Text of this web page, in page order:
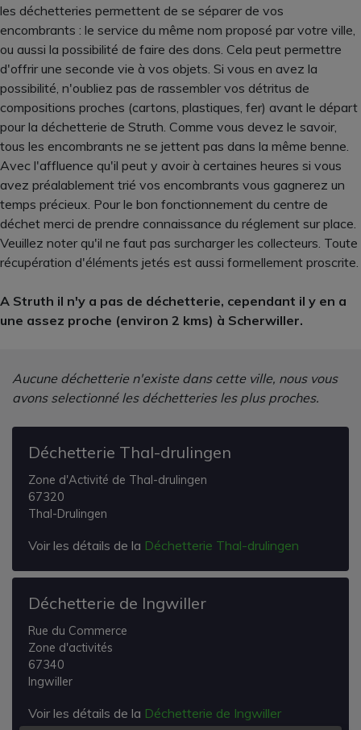
les déchetteries permettent de se séparer de vos
encombrants : le service du même nom proposé par votre ville,
ou aussi la possibilité de faire des dons. Cela peut permettre
d'offrir une seconde vie à vos objets. Si vous en avez la
possibilité, n'oubliez pas de rassembler vos détritus de
compositions proches (cartons, plastiques, fer) avant le départ
pour la déchetterie de Struth. Comme vous devez le savoir,
tous les encombrants ne se jettent pas dans la même benne.
Avec l'affluence qu'il peut y avoir à certaines heures si vous
avez préalablement trié vos encombrants vous gagnerez un
temps précieux. Pour le bon fonctionnement du centre de
déchet merci de prendre connaissance du réglement sur place.
Veuillez noter qu'il ne faut pas surcharger les collecteurs. Toute
récupération d'éléments jetés est aussi formellement proscrite.
A Struth il n'y a pas de déchetterie, cependant il y en a
une assez proche (environ 2 kms) à Scherwiller.
Aucune déchetterie n'existe dans cette ville, nous vous
avons selectionné les déchetteries les plus proches.
Déchetterie Thal-drulingen
Zone d'Activité de Thal-drulingen
67320
Thal-Drulingen
Voir les détails de la Déchetterie Thal-drulingen
Déchetterie de Ingwiller
Rue du Commerce
Zone d'activités
67340
Ingwiller
Voir les détails de la Déchetterie de Ingwiller